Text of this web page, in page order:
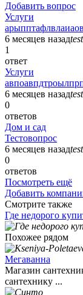
Добавить вопрос
Услуги
6 месяцев назад
1
ответ
Услуги
6 месяцев назад
0
ответов
Дом и сад
Тестовопрос
6 месяцев назад
0
ответов
Посмотреть ещё
Добавить
Смотрите также
Где недорого
Похожее рядом
Мегаванна
Магазин
сантехнику ...